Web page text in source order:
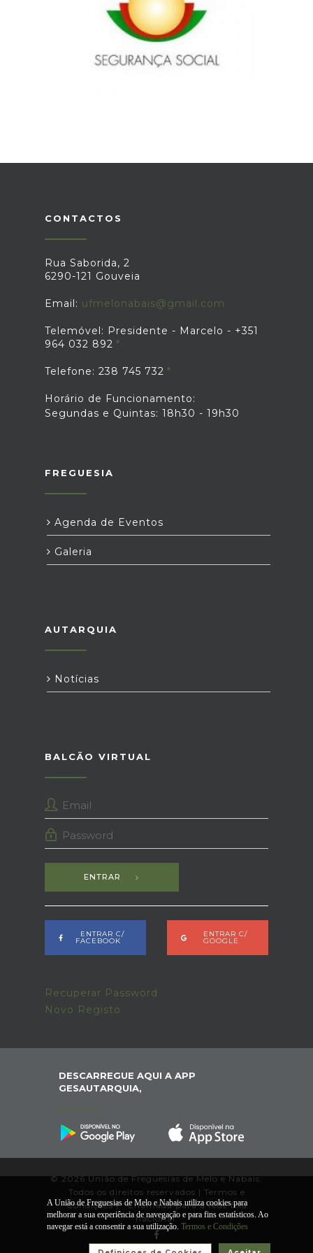
Rua Cardeal Mendes Belo, 53 Gouveia
Tel.: 238 492 225
CONTACTOS
Rua Saborida, 2
6290-121 Gouveia
Email: ufmelonabais@gmail.com
Telemóvel: Presidente - Marcelo - +351
964 032 892
Telefone: 238 745 732
Horário de Funcionamento:
Segundas e Quintas: 18h30 - 19h30
FREGUESIA
Agenda de Eventos
Galeria
AUTARQUIA
Notícias
BALCÃO VIRTUAL
ENTRAR
ENTRAR C/
FACEBOOK
ENTRAR C/
GOOGLE
Recuperar Password
Novo Registo
DESCARREGUE AQUI A APP
GESAUTARQUIA,
© 2026 União de Freguesias de Melo e Nabais.
Todos os direitos reservados | Termos e
Condições|*Chamada para a rede fixa
nacional.
A União de Freguesias de Melo e Nabais utiliza cookies para
melhorar a sua experiência de navegação e para fins estatísticos. Ao
navegar está a consentir a sua utilização. Termos e Condições